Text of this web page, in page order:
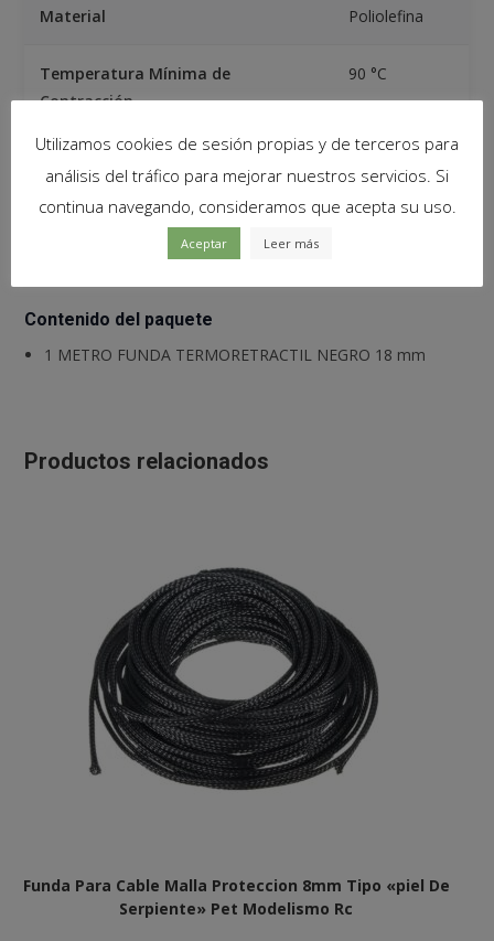
Material Poliolefina
Temperatura Mínima de
Contracción
90 °C
Temperatura de Funcionamiento
-55 °C a 125
°C
Contenido del paquete
1 METRO FUNDA TERMORETRACTIL NEGRO 18 mm
Productos relacionados
Funda Para Cable Malla Proteccion 8mm Tipo «piel De
Serpiente» Pet Modelismo Rc
Utilizamos cookies de sesión propias y de terceros para
análisis del tráfico para mejorar nuestros servicios. Si
continua navegando, consideramos que acepta su uso.
Aceptar Leer más